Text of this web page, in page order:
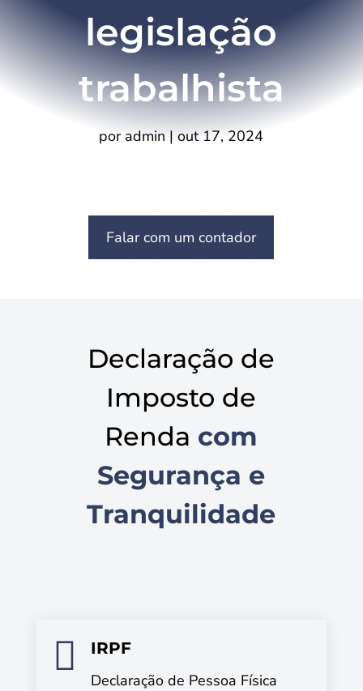
legislação
trabalhista
por admin|out 17, 2024
Falar com um contador
Declaração de
Imposto de
Renda com
Segurança e
Tranquilidade

IRPF
Declaração de Pessoa Física